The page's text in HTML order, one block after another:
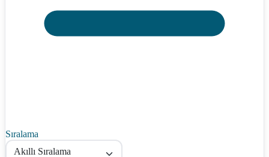
Sıralama
Akıllı Sıralama